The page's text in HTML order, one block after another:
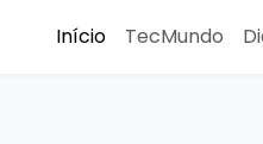
Início TecMundo